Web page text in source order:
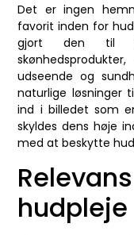
Det er ingen
favorit inden for
gjort den til
udseende og
naturlige løsninger
ind i billedet som
skyldes dens høje
med at beskytte
hudpleje